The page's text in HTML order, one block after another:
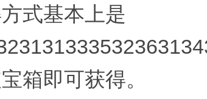
式基本上是
箱即可获得。